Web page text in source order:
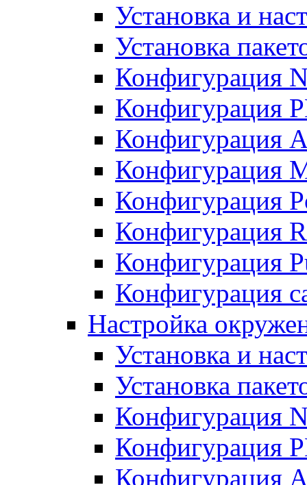
Установка и
Установка
Конфигурация
Конфигурация
Конфигурация
Конфигурация
Конфигурация
Конфигурация
Конфигурация
Конфигурация
Настройка
Установка и
Установка
Конфигурация
Конфигурация
Конфигурация